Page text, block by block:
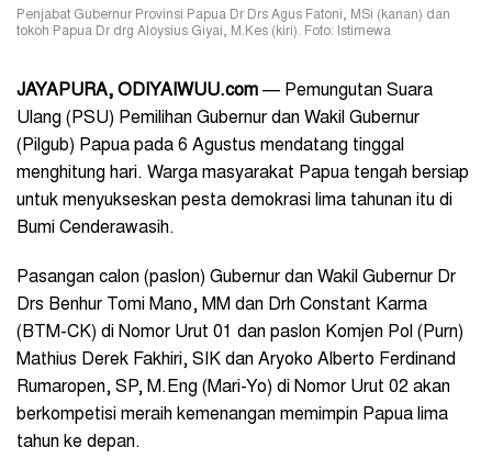
Penjabat Gubernur Provinsi Papua Dr Drs Agus Fatoni, MSi (kanan) dan
tokoh Papua Dr drg Aloysius Giyai, M.Kes (kiri). Foto: Istimewa
JAYAPURA, ODIYAIWUU.com — Pemungutan Suara
Ulang (PSU) Pemilihan Gubernur dan Wakil Gubernur
(Pilgub) Papua pada 6 Agustus mendatang tinggal
menghitung hari. Warga masyarakat Papua tengah bersiap
untuk menyukseskan pesta demokrasi lima tahunan itu di
Bumi Cenderawasih.
Pasangan calon (paslon) Gubernur dan Wakil Gubernur Dr
Drs Benhur Tomi Mano, MM dan Drh Constant Karma
(BTM-CK) di Nomor Urut 01 dan paslon Komjen Pol (Purn)
Mathius Derek Fakhiri, SIK dan Aryoko Alberto Ferdinand
Rumaropen, SP, M.Eng (Mari-Yo) di Nomor Urut 02 akan
berkompetisi meraih kemenangan memimpin Papua lima
tahun ke depan.